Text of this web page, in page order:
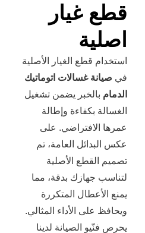
الغيار الأصلية
غسالات اتوماتيك
يضمن تشغيل
وإطالة
على
العامة، تم
الأصلية
بدقة، مما
المتكررة
الأداء المثالي.
الصيانة لدينا